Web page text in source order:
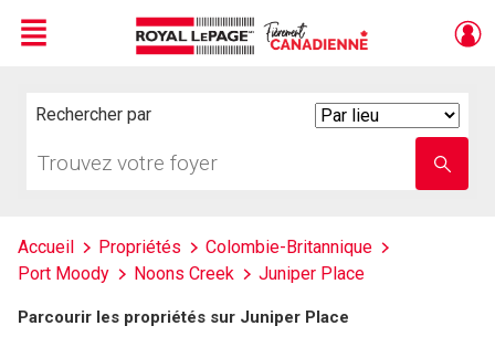
Menu
Rechercher par
votre
nom
Accueil Propriétés
Colombie-Britannique
Port Moody
Noons Creek Juniper Place
Parcourir les propriétés sur Juniper Place